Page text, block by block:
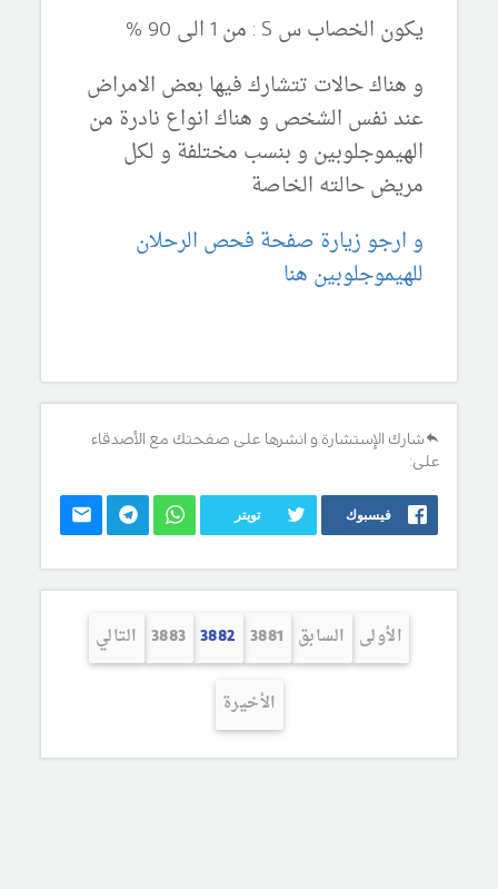
يكون الخصاب س S : من 1 الى 90 %
و هناك حالات تتشارك فيها بعض الامراض
عند نفس الشخص و هناك انواع نادرة من
الهيموجلوبين و بنسب مختلفة و لكل
مريض حالته الخاصة
و ارجو زيارة صفحة فحص الرحلان
للهيموجلوبين هنا
شارك الإستشارة و انشرها على صفحتك مع الأصدقاء
على:
فيسبوك تويتر
الأولى السابق 3881
3882
3883 التالي
الأخيرة